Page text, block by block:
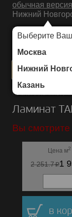
обычная версия
Нижний
Выберите Ваш
Москва
Нижний
Казань
ИНТЕРНЕТ-МАГАЗИН
Каталог/Ламинат/
Ламинат
Вы смотрите
Цена м2
2 251.7p1
в